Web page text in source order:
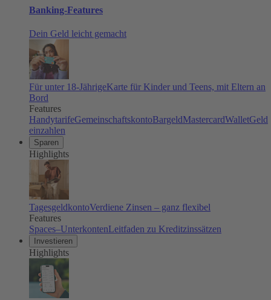
Banking-Features
Dein Geld leicht gemacht
Für unter 18-JährigeKarte für Kinder und Teens, mit Eltern an
Bord
Features
HandytarifeGemeinschaftskontoBargeldMastercardWalletGeld
einzahlen
Sparen
Highlights
TagesgeldkontoVerdiene Zinsen – ganz flexibel
Features
Spaces–UnterkontenLeitfaden zu Kreditzinssätzen
Investieren
Highlights